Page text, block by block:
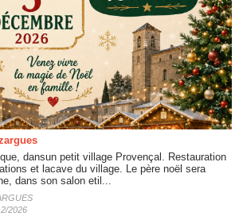
dansun petit village Provençal. Restauration
et lacave du village. Le père noël sera
dans son salon etil...
2026